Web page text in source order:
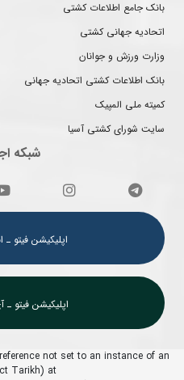
بانک جامع اطلاعات کشتی
اتحادیه جهانی کشتی
وزارت ورزش و جوانان
بانک اطلاعات کشتی اتحادیه جهانی
کمیته ملی المپیک
سایت شورای کشتی آسیا
شبکه
اپلیکیشن فیتو ـ
اپلیکیشن فیتو
not set to an instance of an
Tarikh) at